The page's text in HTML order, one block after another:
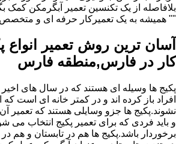
بلافاصله از یک تکنسین تعمیر آبگرمکن کمک
"" همیشه به یک تعمیرکار حرفه ای و
آسان ترین روش تعمیر انواع
کار در فارس,منطقه فارس
پکیج ها وسیله ای هستند که در سال های
افراد باز کرده اند و در کمتر خانه ای است که
نشوند.پکیج ها جزو وسایلی هستند که تعمیر
و باید فردی که برای تعمیر پکیج انتخاب می
برخوردار باشد.پکیج ها هم در تابستان و هم